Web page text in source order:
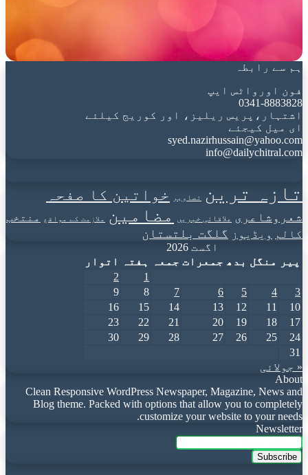
ہم سے رابطہ
فون اورواٹس ایپ
0341-8883828
اشتہار،پریس ریلیز، اور کوریج کیلئے
ای میل کیجئے
syed.nazirhussain@yahoo.com
info@dailychitral.com
تازہ ترین تصاویر خواتین کا صفحہ
شعروشاعری علاقائی خبریں مضامین ملازمت کے مواقع
منتخب
کالم ویڈیوز گلگت بلتستان
اگست 2026
پیر
منگل بدھ جمعرات جمعہ ہفتہ
اتوار
1
2
3
4
5
6
7
8
9
10
11
12
13
14
15
16
17
18
19
20
21
22
23
24
25
26
27
28
29
30
31
« جولائی
About
Clean Responsive WordPress Newspaper, Magazine, News and
Blog theme. Packed with options that allow you to completely
customize your website to your needs.
Newsletter
Enter
your
Email